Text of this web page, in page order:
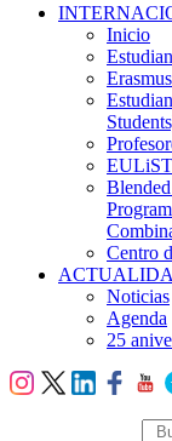
Inicio
EULiST
Centro
Noticias
Agenda
25